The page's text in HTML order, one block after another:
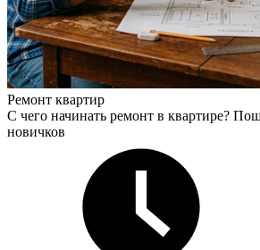
Ремонт квартир
С чего начинать ремонт в квартире?
новичков